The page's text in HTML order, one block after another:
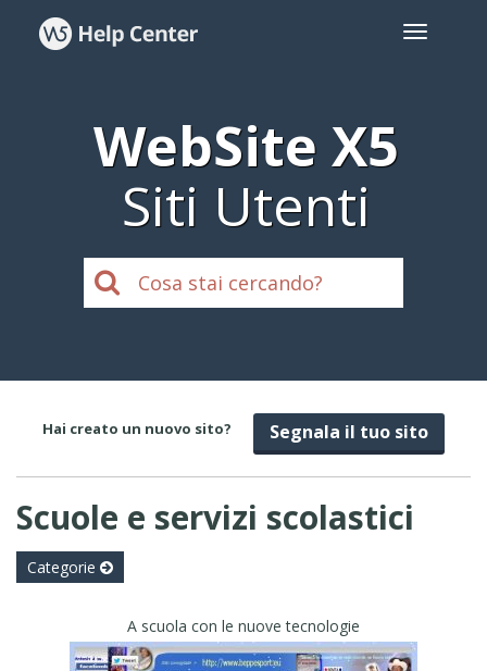
WebSite X5
Siti Utenti
Hai creato un nuovo sito? Segnala il tuo sito
Scuole e servizi scolastici
Categorie
A scuola con le nuove tecnologie